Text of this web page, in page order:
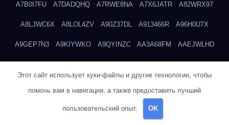
A7B0I7FU A7DADQHQ A7RWE8NA A7X6JATR A82WRX97
A8LJWC6X A8LOL4ZV A90Z37DL A913466R A96H0U7X
A9GEP7N3 A9KIYWKO A9QYINZC AA3A68FM AAEJWLHD
ADMVWTS8 ADOE3V3Y
Этот сайт использует куки-файлы и другие технологии, чтобы
помочь вам в навигации, а также предоставить лучший
пользовательский опыт. OK